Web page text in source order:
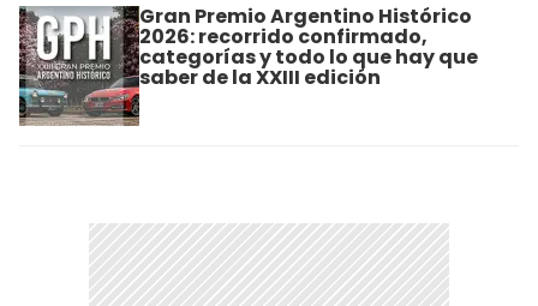
Gran Premio Argentino Histórico
2026: recorrido confirmado,
categorías y todo lo que hay que
saber de la XXIII edición